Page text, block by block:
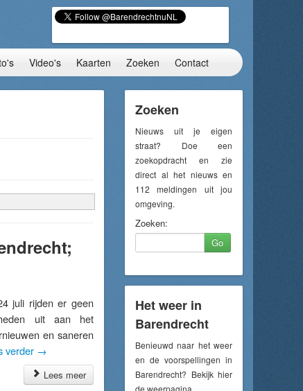
Video's Kaarten Zoeken Contact
juli rijden er geen
uit aan het
en saneren
verder →
Lees meer
Zoeken
Nieuws uit je eigen
straat? Doe een
zoekopdracht en zie
direct al het nieuws en
112 meldingen uit jou
omgeving.
Zoeken:
Go
Het weer in
Barendrecht
Benieuwd naar het weer
en de voorspellingen in
Barendrecht? Bekijk hier
de weerpagina.